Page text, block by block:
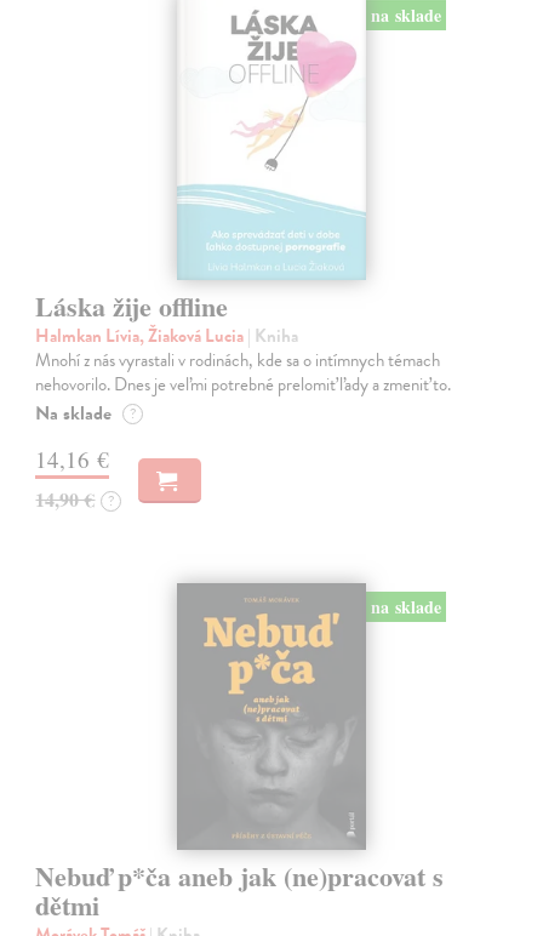
na sklade
Láska žije offline
Halmkan Lívia, Žiaková Lucia| Kniha
Mnohí z nás vyrastali v rodinách, kde sa o intímnych témach
nehovorilo. Dnes je veľmi potrebné prelomiť ľady a zmeniť to.
Na sklade ?
14,16 €
14,90 € ?
na sklade
Nebuď p*ča aneb jak (ne)pracovat s
dětmi